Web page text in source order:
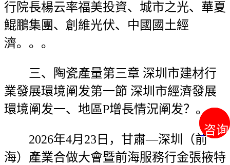
咨询
咨询
行院長楊云率福美投資、城市之光、華夏
鯤鵬集團、創維光伏、中國國土經
濟。。。
三、陶瓷產量第三章 深圳市建材行
業發展環境阐发第一節 深圳市經濟發展
環境阐发一、地區P增長情況阐发？。
2026年4月23日，甘肅—深圳（前
海）產業合做大會暨前海服務行金張掖特